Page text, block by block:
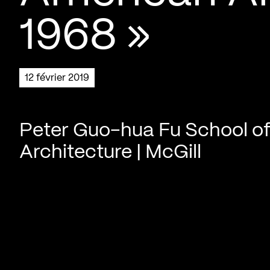
1968 »
12 février 2019
Peter Guo-hua Fu School
Architecture | McGill